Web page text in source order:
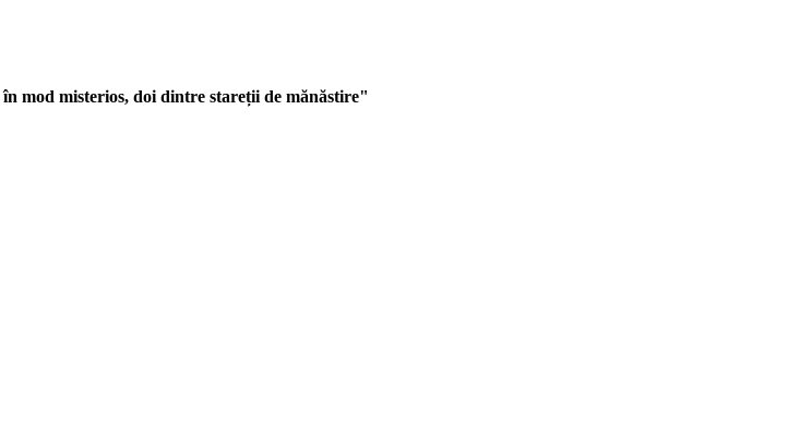
mod misterios, doi dintre stareții de mănăstire"